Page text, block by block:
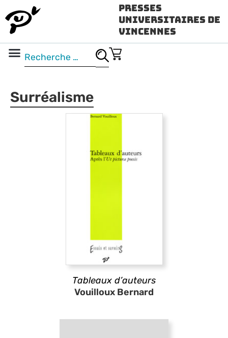
Presses
Universitaires de
Vincennes
Surréalisme
Tableaux d’auteurs
Vouilloux Bernard